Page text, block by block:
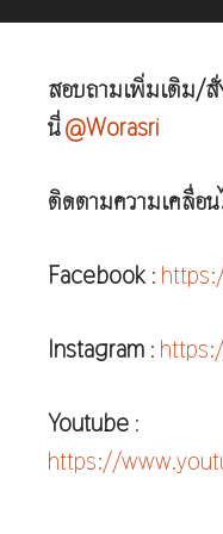
สอบถามเพิ่มเติม/
นี่@Worasri
ติดตามความเคลื่อน
Facebook :
Instagram :
Youtube :
https://